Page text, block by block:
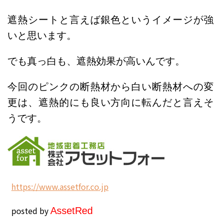
遮熱シートと言えば銀色というイメージが強
いと思います。
でも真っ白も、遮熱効果が高いんです。
今回のピンクの断熱材から白い断熱材への変
更は、遮熱的にも良い方向に転んだと言えそ
うです。
https://www.assetfor.co.jp
posted byAssetRed